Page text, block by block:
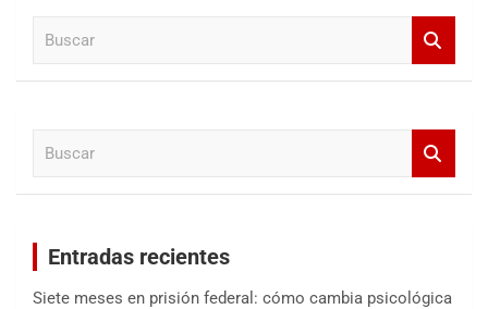
Entradas recientes
Siete meses en prisión federal: cómo cambia psicológica